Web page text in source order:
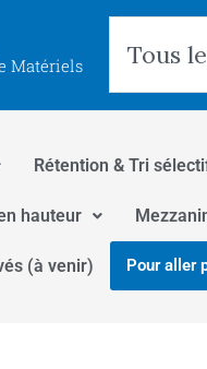
Matériels
Rétention & Tri
hauteur
(à venir) Pour aller